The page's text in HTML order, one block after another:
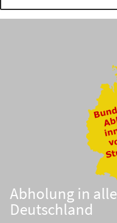
Abholung in
Deutschland